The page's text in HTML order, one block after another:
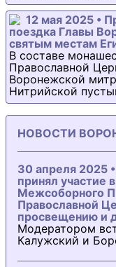
12 мая 2025 •
поездка Главы
святым местам
В составе
Православной
Воронежской
Нитрийской
НОВОСТИ
30 апреля 2025
принял участие
Межсоборного
Православной
просвещению и
Модератором
Калужский и